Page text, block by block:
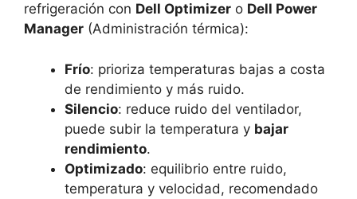
refrigeración con Dell Optimizer o Dell Power
Manager (Administración térmica):
Frío: prioriza temperaturas bajas a costa
de rendimiento y más ruido.
Silencio: reduce ruido del ventilador,
puede subir la temperatura y bajar
rendimiento.
Optimizado: equilibrio entre ruido,
temperatura y velocidad, recomendado